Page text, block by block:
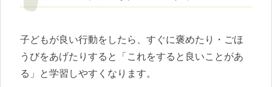
子どもが良い行動をしたら、すぐに褒めたり・ごほ
うびをあげたりすると「これをすると良いことがあ
る」と学習しやすくなります。